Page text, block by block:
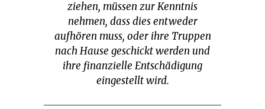
ziehen, müssen zur Kenntnis
nehmen, dass dies entweder
aufhören muss, oder ihre Truppen
nach Hause geschickt werden und
ihre finanzielle Entschädigung
eingestellt wird.